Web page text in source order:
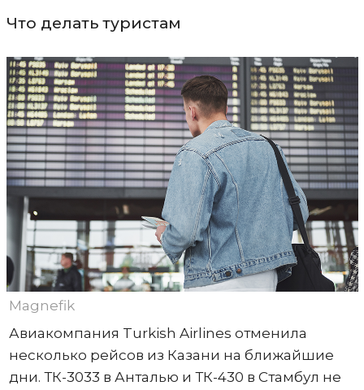
Что делать туристам
Magnefik
Авиакомпания Turkish Airlines отменила
несколько рейсов из Казани на ближайшие
дни. ТК-3033 в Анталью и ТК-430 в Стамбул не